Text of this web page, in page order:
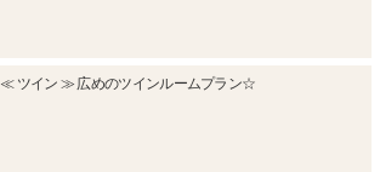
≪ ツイン ≫ 広めのツインルームプラン☆